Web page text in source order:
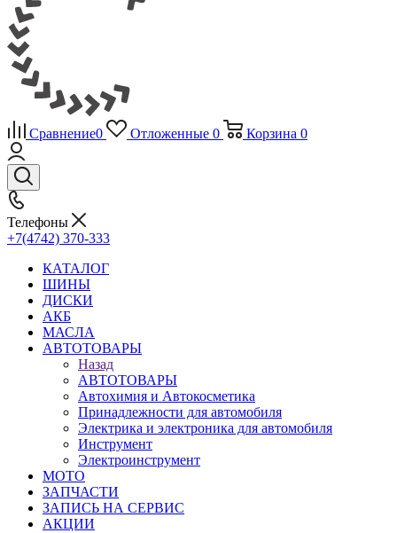
Сравнение0 Отложенные 0 Корзина 0
Телефоны
+7(4742) 370-333
КАТАЛОГ
ШИНЫ
ДИСКИ
АКБ
МАСЛА
АВТОТОВАРЫ
Назад
АВТОТОВАРЫ
Автохимия и Автокосметика
Принадлежности для автомобиля
Электрика и электроника для автомобиля
Инструмент
Электроинструмент
МОТО
ЗАПЧАСТИ
ЗАПИСЬ НА СЕРВИС
АКЦИИ